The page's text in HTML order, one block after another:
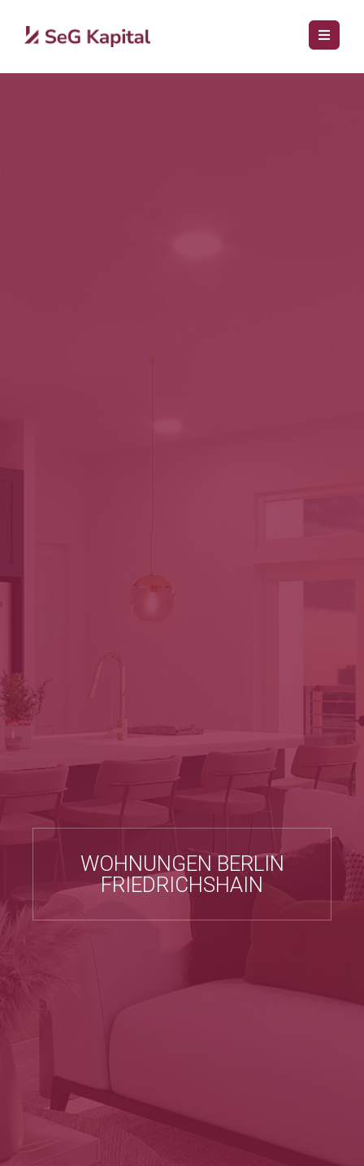
WOHNUNGEN BERLIN
FRIEDRICHSHAIN